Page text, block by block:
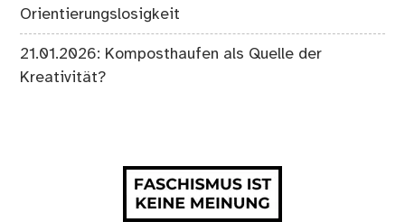
Orientierungslosigkeit
21.01.2026: Komposthaufen als Quelle der
Kreativität?